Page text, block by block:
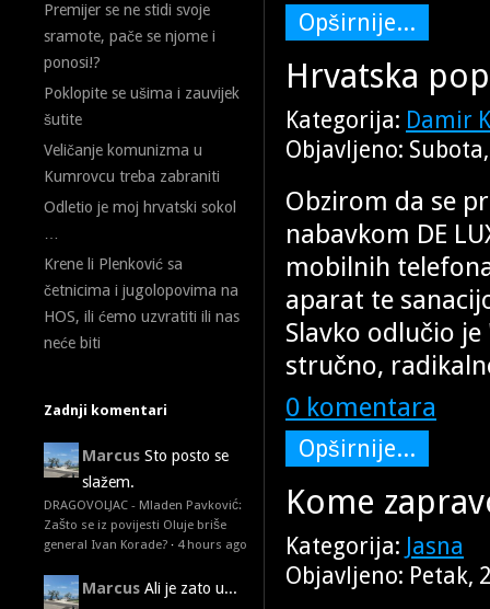
Premijer se ne stidi svoje
sramote, pače se njome i
ponosi!?
Poklopite se ušima i zauvijek
šutite
Veličanje komunizma u
Kumrovcu treba zabraniti
Odletio je moj hrvatski sokol
Krene li Plenković sa
četnicima i jugolopovima na
HOS, ili ćemo uzvratiti ili nas
neće biti
Zadnji komentari
Marcus Sto posto se
slažem.
DRAGOVOLJAC - Mladen Pavković:
Zašto se iz povijesti Oluje briše
general Ivan Korade? · 4 hours ago
Marcus Ali je zato u...
Opširnije...
Hrvatska
Kategorija: Damir
Objavljeno:
Obzirom da se
nabavkom DE
mobilnih
aparat te
Slavko odlučio
stručno,
0 komentara
Opširnije...
Kome
Kategorija: Jasna
Objavljeno: Petak,